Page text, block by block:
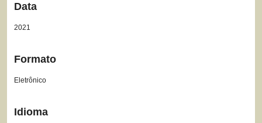
Data
2021
Formato
Eletrônico
Idioma